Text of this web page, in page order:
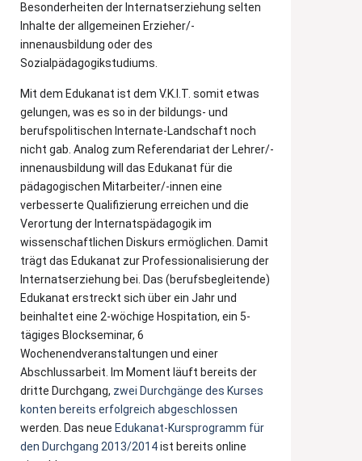
Besonderheiten der Internatserziehung selten
Inhalte der allgemeinen Erzieher/-
innenausbildung oder des
Sozialpädagogikstudiums.
Mit dem Edukanat ist dem V.K.I.T. somit etwas
gelungen, was es so in der bildungs- und
berufspolitischen Internate-Landschaft noch
nicht gab. Analog zum Referendariat der Lehrer/-
innenausbildung will das Edukanat für die
pädagogischen Mitarbeiter/-innen eine
verbesserte Qualifizierung erreichen und die
Verortung der Internatspädagogik im
wissenschaftlichen Diskurs ermöglichen. Damit
trägt das Edukanat zur Professionalisierung der
Internatserziehung bei. Das (berufsbegleitende)
Edukanat erstreckt sich über ein Jahr und
beinhaltet eine 2-wöchige Hospitation, ein 5-
tägiges Blockseminar, 6
Wochenendveranstaltungen und einer
Abschlussarbeit. Im Moment läuft bereits der
dritte Durchgang, zwei Durchgänge des Kurses
konten bereits erfolgreich abgeschlossen
werden. Das neue Edukanat-Kursprogramm für
den Durchgang 2013/2014ist bereits online